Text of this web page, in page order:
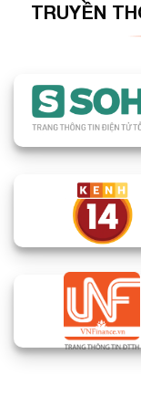
TRUYỀN